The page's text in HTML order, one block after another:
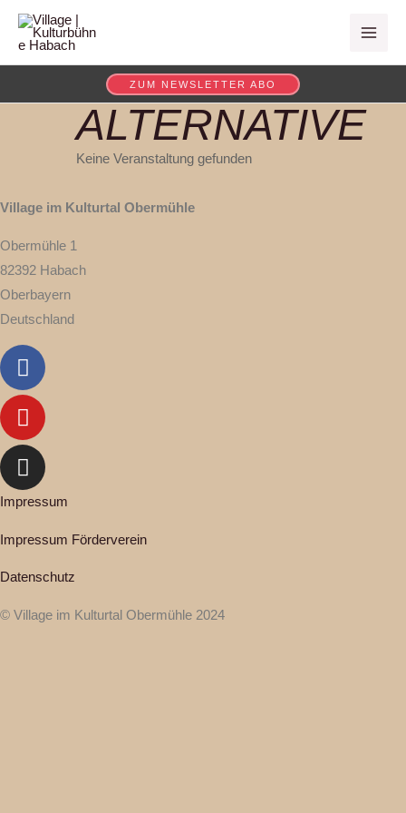
Zum
ZUM NEWSLETTER ABO
ALTERNATIVE
Keine Veranstaltung gefunden
Village im Kulturtal Obermühle
Obermühle 1
82392 Habach
Oberbayern
Deutschland
Facebook
Youtube
Instagram
Impressum
Impressum Förderverein
Datenschutz
© Village im Kulturtal Obermühle 2024